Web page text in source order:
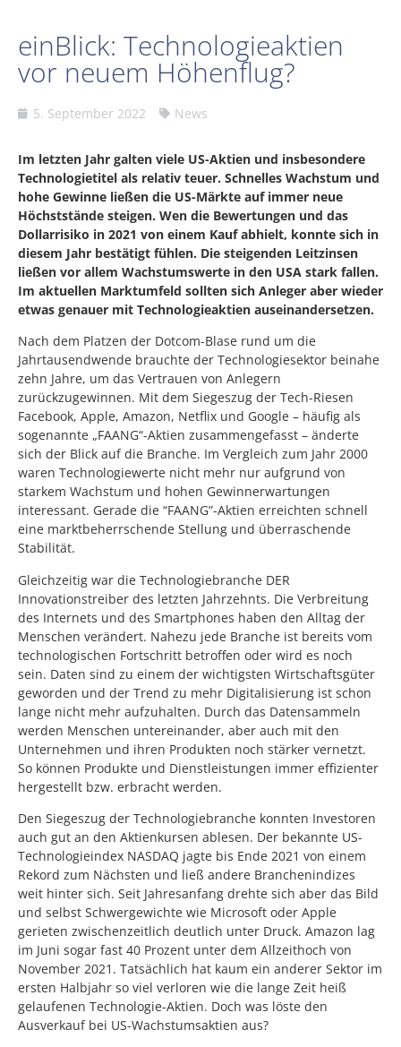
einBlick: Technologieaktien
vor neuem Höhenflug?
5. September 2022 News
Im letzten Jahr galten viele US-Aktien und insbesondere
Technologietitel als relativ teuer. Schnelles Wachstum und
hohe Gewinne ließen die US-Märkte auf immer neue
Höchststände steigen. Wen die Bewertungen und das
Dollarrisiko in 2021 von einem Kauf abhielt, konnte sich in
diesem Jahr bestätigt fühlen. Die steigenden Leitzinsen
ließen vor allem Wachstumswerte in den USA stark fallen.
Im aktuellen Marktumfeld sollten sich Anleger aber wieder
etwas genauer mit Technologieaktien auseinandersetzen.
Nach dem Platzen der Dotcom-Blase rund um die
Jahrtausendwende brauchte der Technologiesektor beinahe
zehn Jahre, um das Vertrauen von Anlegern
zurückzugewinnen. Mit dem Siegeszug der Tech-Riesen
Facebook, Apple, Amazon, Netflix und Google – häufig als
sogenannte „FAANG“-Aktien zusammengefasst – änderte
sich der Blick auf die Branche. Im Vergleich zum Jahr 2000
waren Technologiewerte nicht mehr nur aufgrund von
starkem Wachstum und hohen Gewinnerwartungen
interessant. Gerade die “FAANG”-Aktien erreichten schnell
eine marktbeherrschende Stellung und überraschende
Stabilität.
Gleichzeitig war die Technologiebranche DER
Innovationstreiber des letzten Jahrzehnts. Die Verbreitung
des Internets und des Smartphones haben den Alltag der
Menschen verändert. Nahezu jede Branche ist bereits vom
technologischen Fortschritt betroffen oder wird es noch
sein. Daten sind zu einem der wichtigsten Wirtschaftsgüter
geworden und der Trend zu mehr Digitalisierung ist schon
lange nicht mehr aufzuhalten. Durch das Datensammeln
werden Menschen untereinander, aber auch mit den
Unternehmen und ihren Produkten noch stärker vernetzt.
So können Produkte und Dienstleistungen immer effizienter
hergestellt bzw. erbracht werden.
Den Siegeszug der Technologiebranche konnten Investoren
auch gut an den Aktienkursen ablesen. Der bekannte US-
Technologieindex NASDAQ jagte bis Ende 2021 von einem
Rekord zum Nächsten und ließ andere Branchenindizes
weit hinter sich. Seit Jahresanfang drehte sich aber das Bild
und selbst Schwergewichte wie Microsoft oder Apple
gerieten zwischenzeitlich deutlich unter Druck. Amazon lag
im Juni sogar fast 40 Prozent unter dem Allzeithoch von
November 2021. Tatsächlich hat kaum ein anderer Sektor im
ersten Halbjahr so viel verloren wie die lange Zeit heiß
gelaufenen Technologie-Aktien. Doch was löste den
Ausverkauf bei US-Wachstumsaktien aus?